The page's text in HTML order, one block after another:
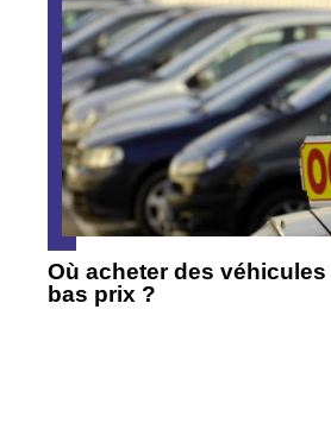
Où acheter des véhicules
bas prix ?